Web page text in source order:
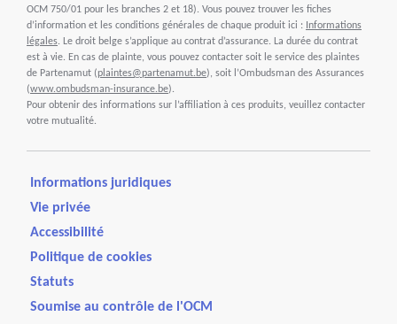
OCM 750/01 pour les branches 2 et 18). Vous pouvez trouver les fiches
d’information et les conditions générales de chaque produit ici : Informations
légales. Le droit belge s’applique au contrat d’assurance. La durée du contrat
est à vie. En cas de plainte, vous pouvez contacter soit le service des plaintes
de Partenamut (plaintes@partenamut.be), soit l’Ombudsman des Assurances
(www.ombudsman-insurance.be).
Pour obtenir des informations sur l’affiliation à ces produits, veuillez contacter
votre mutualité.
Informations juridiques
Vie privée
Accessibilité
Politique de cookies
Statuts
Soumise au contrôle de l'OCM